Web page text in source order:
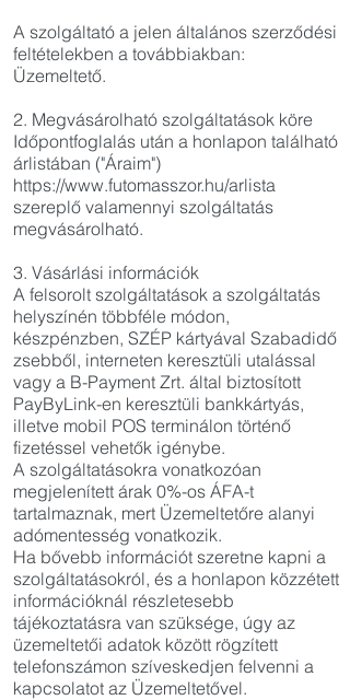
​A szolgáltató a jelen általános szerződési
feltételekben a továbbiakban:
Üzemeltető.
2. Megvásárolható szolgáltatások köre
Időpontfoglalás után a honlapon található
árlistában ("Áraim")
https://www.futomasszor.hu/arlista
szereplő valamennyi szolgáltatás
megvásárolható.
3. Vásárlási információk
A felsorolt szolgáltatások a szolgáltatás
helyszínén többféle módon,
készpénzben, SZÉP kártyával Szabadidő
zsebből, interneten keresztüli utalással
vagy a B-Payment Zrt. által biztosított
PayByLink-en keresztüli bankkártyás,
illetve mobil POS terminálon történő
fizetéssel vehetők igénybe.
A szolgáltatásokra vonatkozóan
megjelenített árak 0%-os ÁFA-t
tartalmaznak, mert Üzemeltetőre alanyi
adómentesség vonatkozik.
Ha bővebb információt szeretne kapni a
szolgáltatásokról, és a honlapon közzétett
információknál részletesebb
tájékoztatásra van szüksége, úgy az
üzemeltetői adatok között rögzített
telefonszámon szíveskedjen felvenni a
kapcsolatot az Üzemeltetővel.